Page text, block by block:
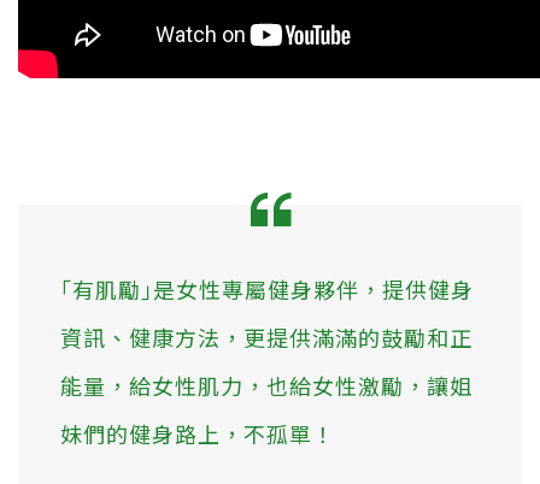
｢有肌勵｣是女性專屬健身夥伴，提供健身
資訊、健康方法，更提供滿滿的鼓勵和正
能量，給女性肌力，也給女性激勵，讓姐
妹們的健身路上，不孤單！